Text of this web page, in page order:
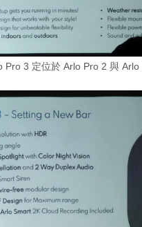
Pro 3 定位於 Arlo Pro 2 與 Arlo